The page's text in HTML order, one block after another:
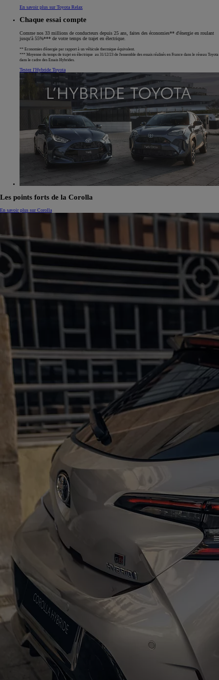
En savoir plus sur Toyota Relax
Chaque essai compte
Comme nos 33 millions de conducteurs depuis 25 ans, faites des économies** d'énergie en roulant
jusqu'à 55%*** de votre temps de trajet en électrique.
** Economies d'énergie par rapport à un véhicule thermique équivalent.
*** Moyenne du temps de trajet en électrique au 31/12/23 de l'ensemble des essais réalisés en France dans le réseau Toyota
dans le cadre des Essais Hybrides.
Testez l'Hybride Toyota
Les points forts de la Corolla
En savoir plus sur Corolla